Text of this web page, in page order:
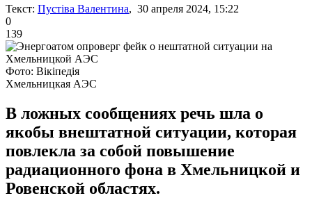
Текст: Пустіва Валентина, 30 апреля 2024, 15:22
0
139
Фото: Вікіпедія
Хмельницкая АЭС
В ложных сообщениях речь шла о
якобы внештатной ситуации, которая
повлекла за собой повышение
радиационного фона в Хмельницкой и
Ровенской областях.